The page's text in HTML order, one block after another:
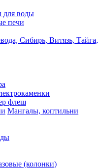
для воды
печи
Сибирь, Витязь, Тайга,
флеш
Мангалы, коптильни